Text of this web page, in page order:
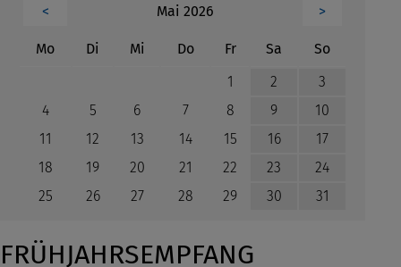
< Mai 2026 >
Montag Di enstag
Mi ttwochDonnerstag
FreitagSa mstagSonntag
1
2
3
4
5 6 7 8 9
10
11
12 13 14 15 16
17
18
19 20 21 22 23
24
25
26 27 28 29 30 31
FRÜHJAHRSEMPFANG